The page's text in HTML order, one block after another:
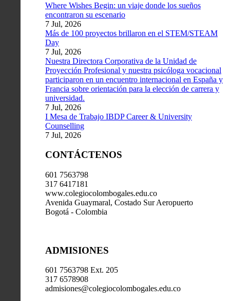
Where Wishes Begin: un viaje donde los sueños
encontraron su escenario
7 Jul, 2026
Más de 100 proyectos brillaron en el STEM/STEAM
Day
7 Jul, 2026
Nuestra Directora Corporativa de la Unidad de
Proyección Profesional y nuestra psicóloga vocacional
participaron en un encuentro internacional en España y
Francia sobre orientación para la elección de carrera y
universidad.
7 Jul, 2026
I Mesa de Trabajo IBDP Career & University
Counselling
7 Jul, 2026
CONTÁCTENOS
601 7563798
317 6417181
www.colegiocolombogales.edu.co
Avenida Guaymaral, Costado Sur Aeropuerto
Bogotá - Colombia
ADMISIONES
601 7563798 Ext. 205
317 6578908
admisiones@colegiocolombogales.edu.co